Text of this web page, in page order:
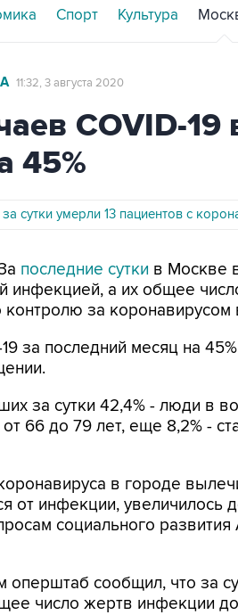
Спорт Культура
11:32, 3 августа 2020
COVID-19
45%
сутки умерли 13 пациентов с
последние сутки в Москве
инфекцией, а их общее
за коронавирусом
за последний месяц на
за сутки 42,4% - люди в
от 66 до 79 лет, еще 8,2% -
в городе
от инфекции, увеличилось
социального развития
оперштаб сообщил, что за
число жертв инфекции